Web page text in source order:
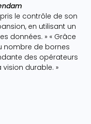
le contrôle de son
en utilisant un
données. » « Grâce
nombre de bornes
des opérateurs
durable. »